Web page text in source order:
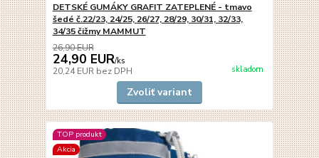
DETSKÉ GUMÁKY GRAFIT ZATEPLENÉ - tmavo
šedé č.22/23, 24/25, 26/27, 28/29, 30/31, 32/33,
34/35 čižmy MAMMUT
26,90 EUR
24,90 EUR/ks
20,24 EUR bez DPH skladom
Zvoliť variant
TOP produkt
Akcia